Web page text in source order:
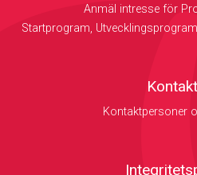
Anmäl intresse för
Startprogram,
Kontaktpersoner